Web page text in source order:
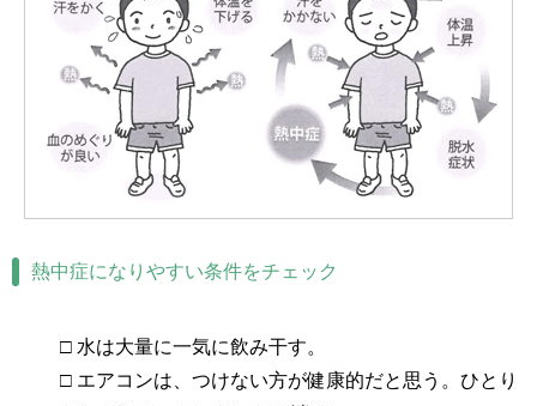
熱中症になりやすい条件をチェック
□ 水は大量に一気に飲み干す。
□ エアコンは、つけない方が健康的だと思う。ひとり